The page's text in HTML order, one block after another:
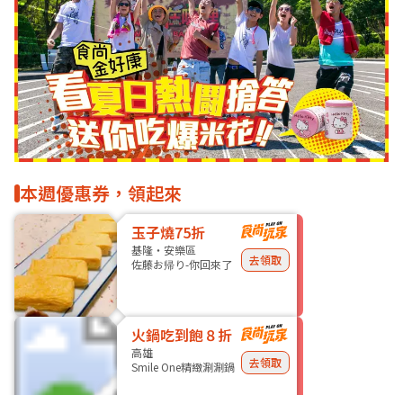
本週優惠券，領起來
玉子燒75折
基隆・安樂區
佐藤お帰り-你回來了
去領取
火鍋吃到飽８折
高雄
Smile One精緻涮涮鍋
去領取